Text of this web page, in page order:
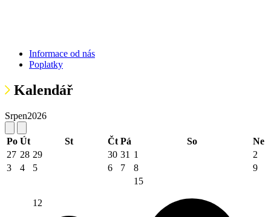
Informace od nás
Poplatky
Kalendář
Srpen2026
Po Út St Čt Pá So
Ne
27 28 29 30 31 1
2
3
4 5 6 7 8 9
12
15